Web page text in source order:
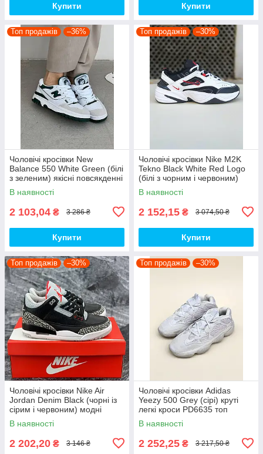
Купити Купити
Топ продажів –36%
Чоловічі кросівки New
Balance 550 White Green (білі
з зеленим) якісні повсякденні
кроси NB020 top
В наявності
2 103,04 ₴ 3 286 ₴
Купити
Топ продажів –30%
Чоловічі кросівки Nike M2K
Tekno Black White Red Logo
(білі з чорним і червоним)
спортивні демі кроси PD7430
топ
В наявності
2 152,15 ₴ 3 074,50 ₴
Купити
Топ продажів –30%
Чоловічі кросівки Nike Air
Jordan Denim Black (чорні із
сірим і червоним) модні
демісезонні кроси PD7043
топ
В наявності
2 202,20 ₴ 3 146 ₴
Топ продажів –30%
Чоловічі кросівки Adidas
Yeezy 500 Grey (сірі) круті
легкі кроси PD6635 топ
В наявності
2 252,25 ₴ 3 217,50 ₴